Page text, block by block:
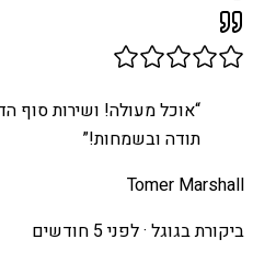
“אוכל מעולה! ושירות סוף
תודה ובשמחות!”
Tomer Marshall
ביקורת בגוגל ·לפני 5 חודשים